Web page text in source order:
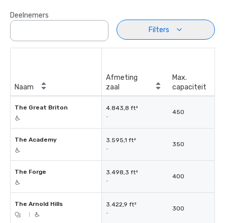
Deelnemers
Filters
Naam
Afmeting
zaal
Max.
capaciteit
The Great Briton 4.843,8 ft²
-
450
The Academy 3.595,1 ft²
-
350
The Forge 3.498,3 ft²
-
400
The Arnold Hills 3.422,9 ft²
-
300